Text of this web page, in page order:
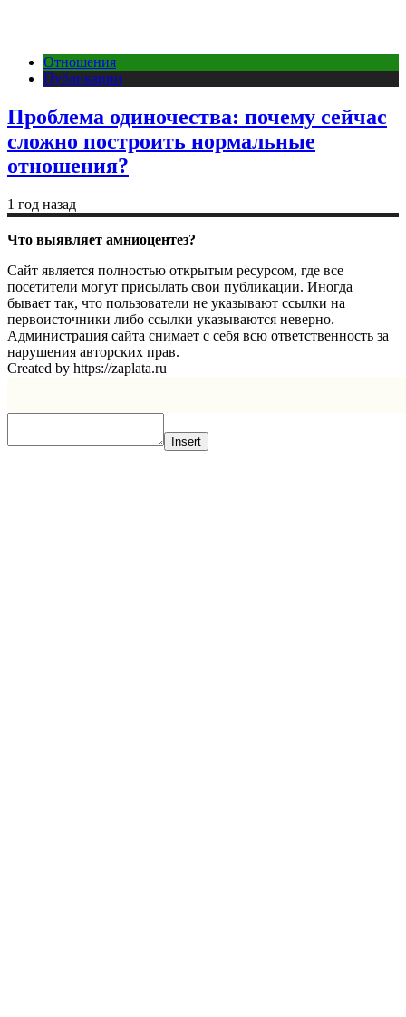
Отношения
Публикации
Проблема одиночества: почему сейчас
сложно построить нормальные
отношения?
1 год назад
Что выявляет амниоцентез?
Сайт является полностью открытым ресурсом, где все
посетители могут присылать свои публикации. Иногда
бывает так, что пользователи не указывают ссылки на
первоисточники либо ссылки указываются неверно.
Администрация сайта снимает с себя всю ответственность за
нарушения авторских прав.
Created by https://zaplata.ru
Insert